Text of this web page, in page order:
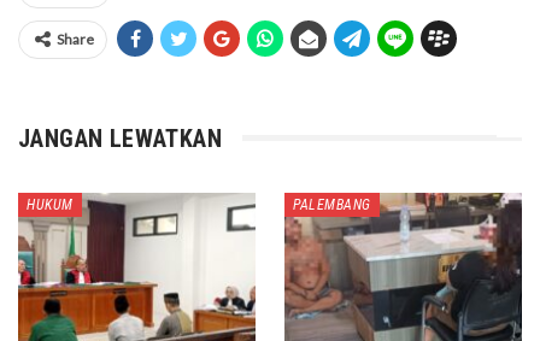
Share
JANGAN LEWATKAN
HUKUM PALEMBANG